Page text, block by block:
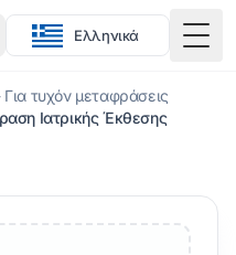
Ελληνικά
τυχόν μεταφράσεις
Ιατρικής Έκθεσης